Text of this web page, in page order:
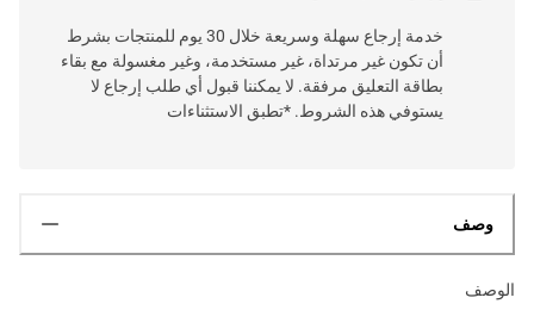
خدمة إرجاع سهلة وسريعة خلال 30 يوم للمنتجات بشرط
أن تكون غير مرتداة، غير مستخدمة، وغير مغسولة مع بقاء
بطاقة التعليق مرفقة. لا يمكننا قبول أي طلب إرجاع لا
يستوفي هذه الشروط. *تطبق الاستثناءات
وصف
الوصف